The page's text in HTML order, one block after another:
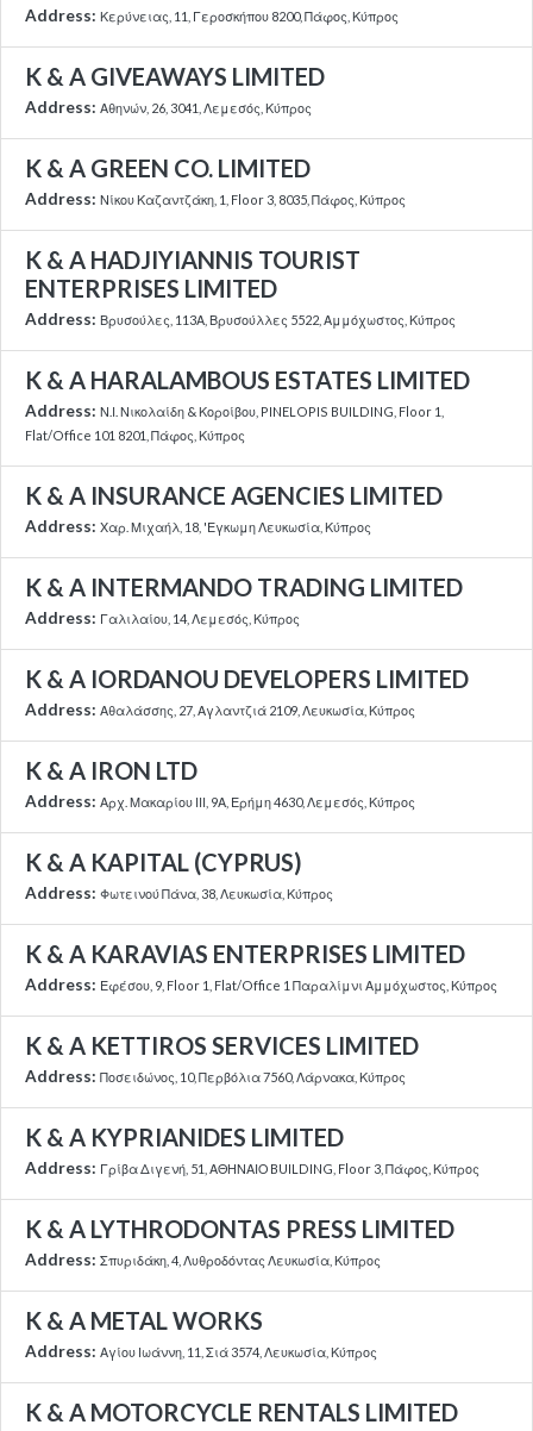
Address: Κερύνειας, 11, Γεροσκήπου 8200, Πάφος, Κύπρος
K & A GIVEAWAYS LIMITED
Address: Αθηνών, 26, 3041, Λεμεσός, Κύπρος
K & A GREEN CO. LIMITED
Address: Νίκου Καζαντζάκη, 1, Floor 3, 8035, Πάφος, Κύπρος
K & A HADJIYIANNIS TOURIST
ENTERPRISES LIMITED
Address: Βρυσούλες, 113Α, Βρυσούλλες 5522, Αμμόχωστος, Κύπρος
K & A HARALAMBOUS ESTATES LIMITED
Address: Ν.Ι. Νικολαίδη & Κοροίβου, PINELOPIS BUILDING, Floor 1,
Flat/Office 101 8201, Πάφος, Κύπρος
K & A INSURANCE AGENCIES LIMITED
Address: Χαρ. Μιχαήλ, 18, 'Εγκωμη Λευκωσία, Κύπρος
K & A INTERMANDO TRADING LIMITED
Address: Γαλιλαίου, 14, Λεμεσός, Κύπρος
K & A IORDANOU DEVELOPERS LIMITED
Address: Αθαλάσσης, 27, Αγλαντζιά 2109, Λευκωσία, Κύπρος
K & A IRON LTD
Address: Αρχ. Μακαρίου ΙΙΙ, 9Α, Ερήμη 4630, Λεμεσός, Κύπρος
K & A KAPITAL (CYPRUS)
Address: Φωτεινού Πάνα, 38, Λευκωσία, Κύπρος
K & A KARAVIAS ENTERPRISES LIMITED
Address: Εφέσου, 9, Floor 1, Flat/Office 1 Παραλίμνι Αμμόχωστος, Κύπρος
K & A KETTIROS SERVICES LIMITED
Address: Ποσειδώνος, 10, Περβόλια 7560, Λάρνακα, Κύπρος
K & A KYPRIANIDES LIMITED
Address: Γρίβα Διγενή, 51, ΑΘΗΝΑΙΟ BUILDING, Floor 3, Πάφος, Κύπρος
K & A LYTHRODONTAS PRESS LIMITED
Address: Σπυριδάκη, 4, Λυθροδόντας Λευκωσία, Κύπρος
K & A METAL WORKS
Address: Αγίου Ιωάννη, 11, Σιά 3574, Λευκωσία, Κύπρος
K & A MOTORCYCLE RENTALS LIMITED